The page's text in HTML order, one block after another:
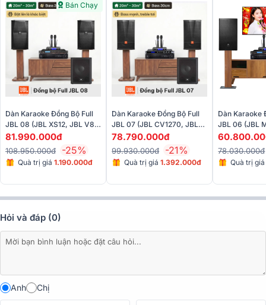
Bán Chạy
Dàn Karaoke Đồng Bộ Full
JBL 08 (JBL XS12, JBL V8,
JBL VX9, JBL IRX115S, JBL
VM300)
81.990.000đ
108.950.000đ -25%
Quà trị giá 1.190.000đ
Dàn Karaoke Đồng Bộ Full
JBL 07 (JBL CV1270, JBL
V6, JBL KX190, JBL IRX115,
JBL VM300)
78.790.000đ
99.930.000đ -21%
Quà trị giá1.392.000đ
Dàn Karaoke
JBL 06 (JBL
V8, JBL
78.030.000đ
Quà trị
Hỏi và đáp (0)
Anh Chị